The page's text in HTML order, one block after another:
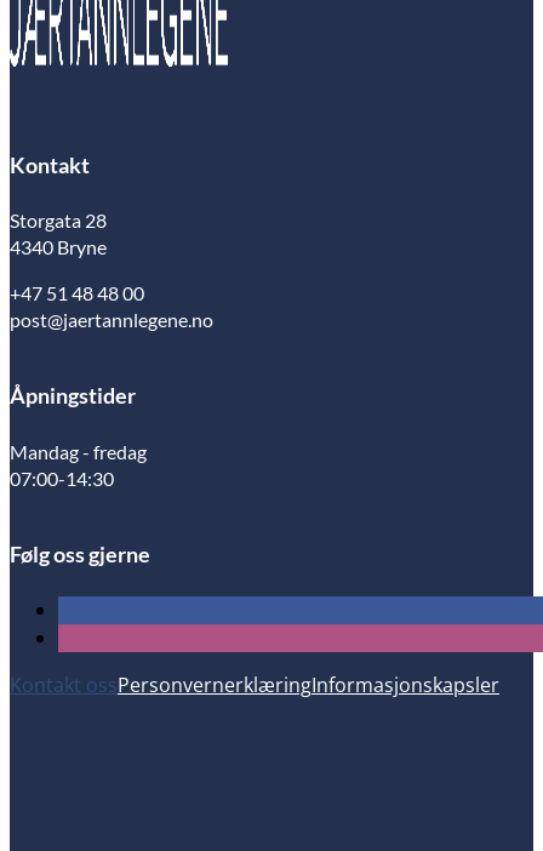
Kontakt
Storgata 28
4340 Bryne
+47 51 48 48 00
post@jaertannlegene.no
Åpningstider
Mandag - fredag
07:00-14:30
Følg oss gjerne
Kontakt ossPersonvernerklæringInformasjonskapsler